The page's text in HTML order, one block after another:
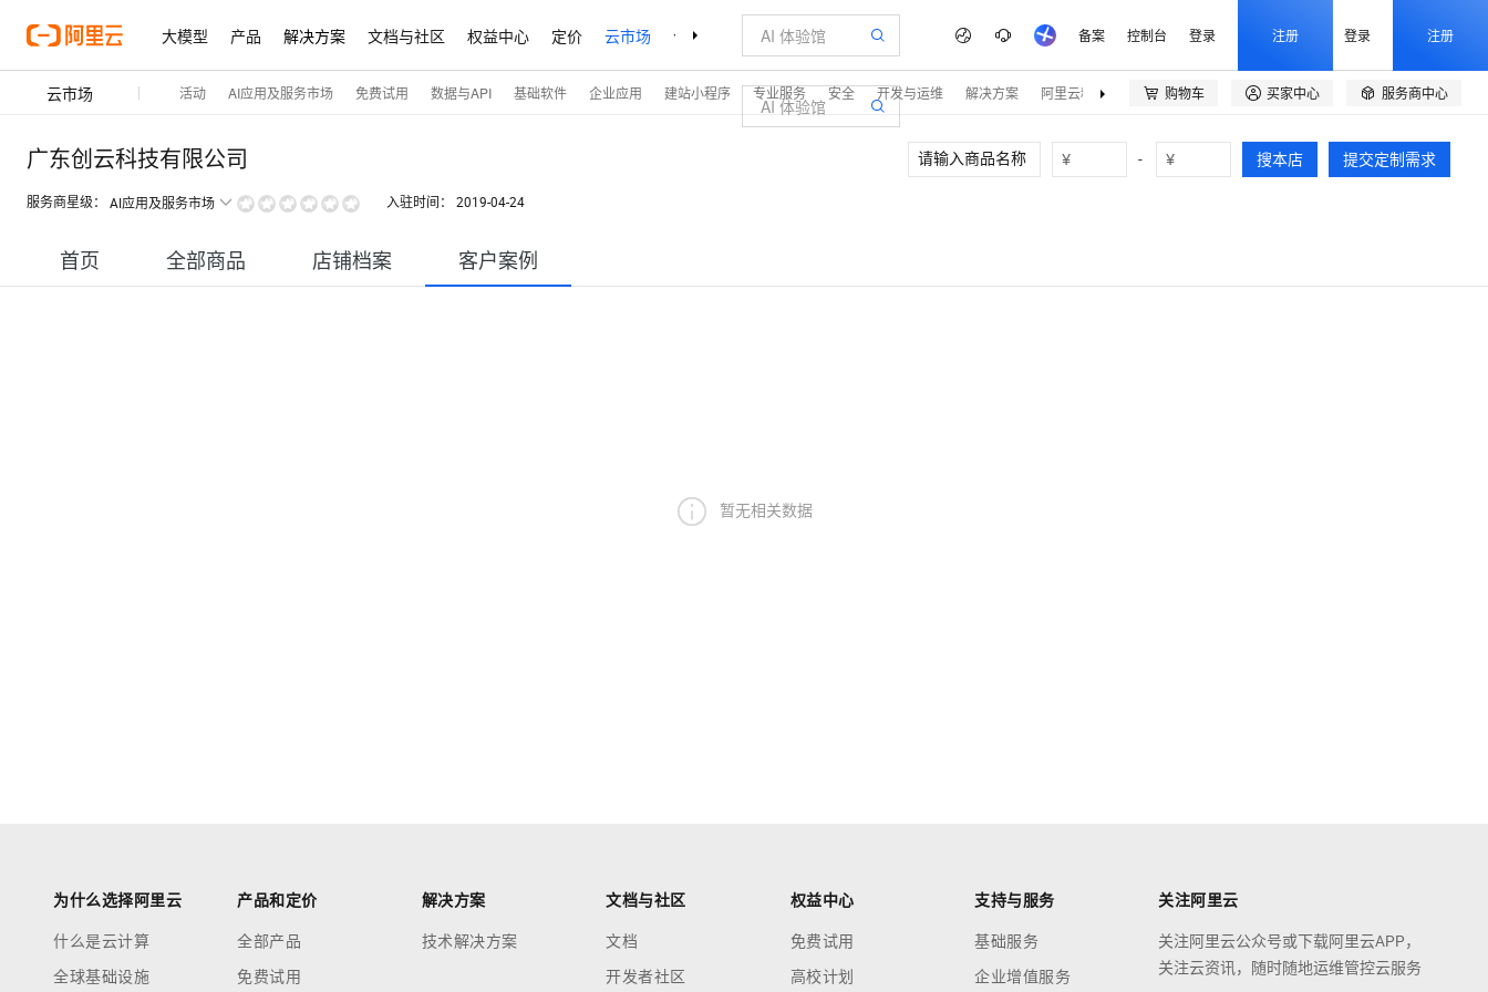
大模型 产品 解决方案 文档与社区 权益中心 定价 云市场 合作伙伴 支持与服务 了解阿里云 备案 控制台 登录 注册 登录 注册
云市场 活动 AI应用及服务市场 免费试用 数据与API 基础软件 企业应用 建站小程序 专业服务 安全 开发与运维 解决方案 阿里云精选 伙伴招募
 购物车  买家中心  服务商中心
广东创云科技有限公司
服务商星级： AI应用及服务市场 入驻时间： 2019-04-24
¥ - ¥ 搜本店 提交定制需求
首页 全部商品 店铺档案 客户案例
暂无相关数据
为什么选择阿里云
什么是云计算
全球基础设施
产品和定价
全部产品
免费试用
解决方案
技术解决方案
文档与社区
文档
开发者社区
权益中心
免费试用
高校计划
支持与服务
基础服务
企业增值服务
关注阿里云
关注阿里云公众号或下载阿里云APP，
关注云资讯，随时随地运维管控云服务